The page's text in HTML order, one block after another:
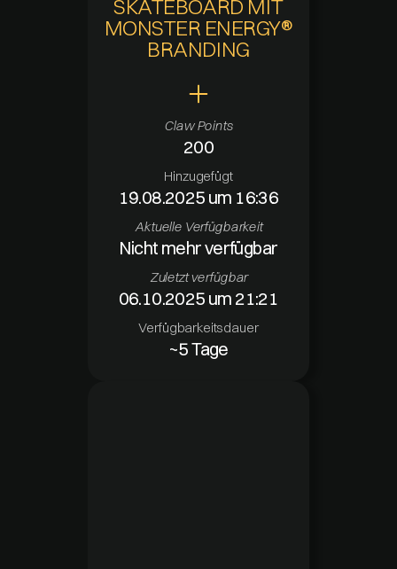
SKATEBOARD MIT
MONSTER ENERGY®
BRANDING
Claw Points
200
Hinzugefügt
19.08.2025 um 16:36
Aktuelle Verfügbarkeit
Nicht mehr verfügbar
Zuletzt verfügbar
06.10.2025 um 21:21
Verfügbarkeitsdauer
~5 Tage